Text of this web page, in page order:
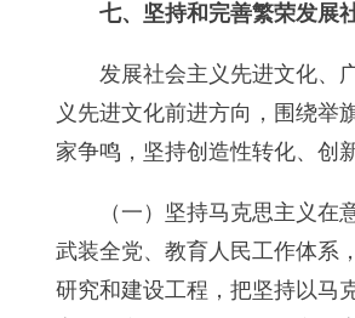
七、坚持和完善繁荣发展
发展社会主义先进文化、
义先进文化前进方向，围绕举
家争鸣，坚持创造性转化、创
（一）坚持马克思主义
武装全党、教育人民工作体系
研究和建设工程，把坚持以马